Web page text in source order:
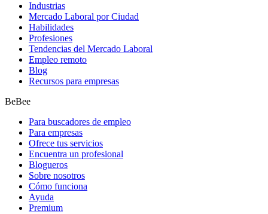
Industrias
Mercado Laboral por Ciudad
Habilidades
Profesiones
Tendencias del Mercado Laboral
Empleo remoto
Blog
Recursos para empresas
BeBee
Para buscadores de empleo
Para empresas
Ofrece tus servicios
Encuentra un profesional
Blogueros
Sobre nosotros
Cómo funciona
Ayuda
Premium